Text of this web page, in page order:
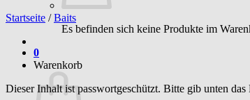
Es befinden sich keine Produkte im
0
Warenkorb
Startseite / Baits
Dieser Inhalt ist passwortgeschützt. Bitte gib unten